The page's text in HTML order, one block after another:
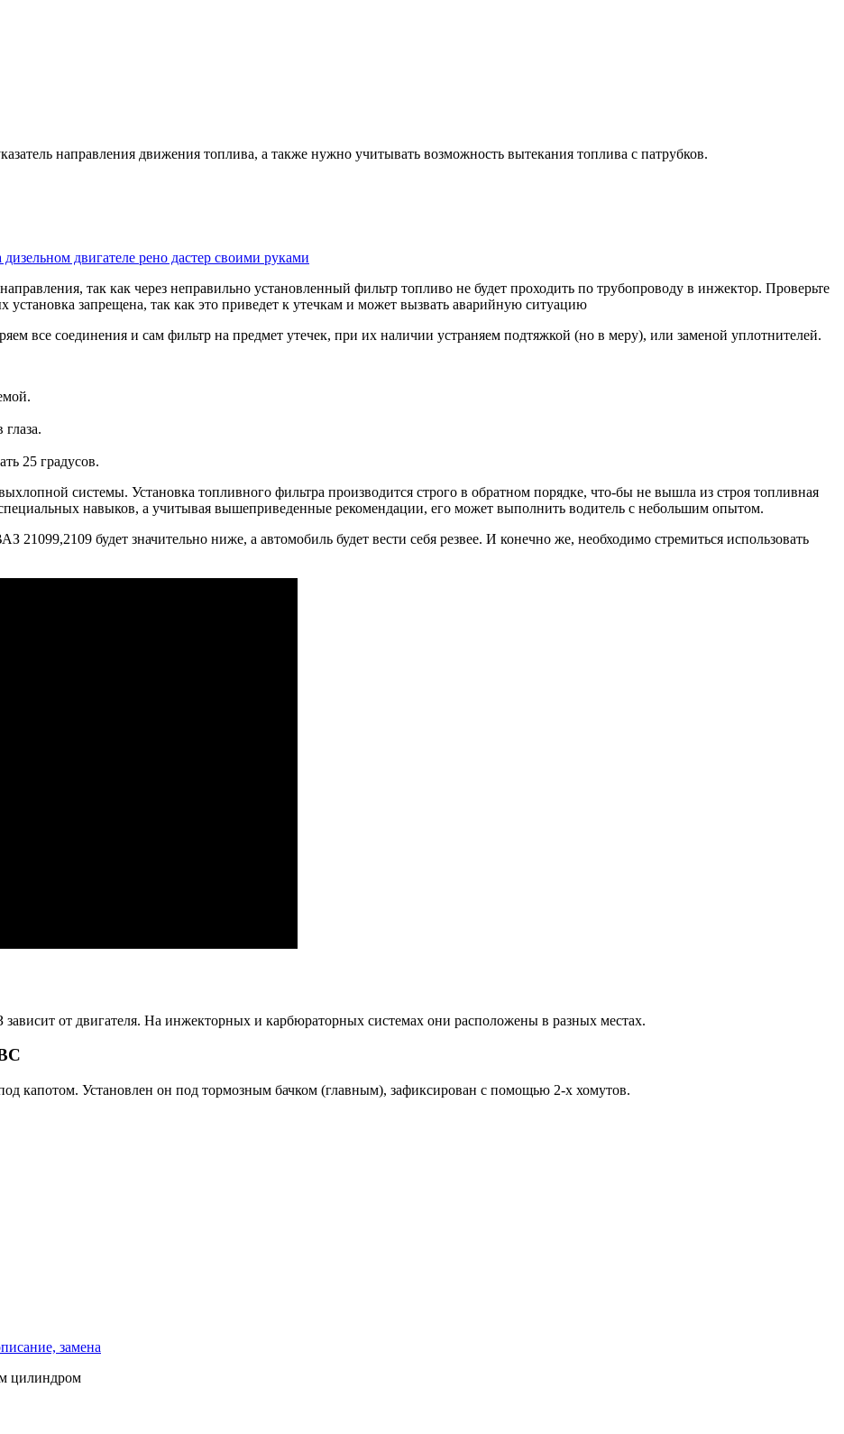
направления движения топлива, а также нужно учитывать возможность вытекания топлива с патрубков.
двигателе рено дастер своими руками
так как через неправильно установленный фильтр топливо не будет проходить по трубопроводу в инжектор. Проверьте
установка запрещена, так как это приведет к утечкам и может вызвать аварийную ситуацию
все соединения и сам фильтр на предмет утечек, при их наличии устраняем подтяжкой (но в меру), или заменой уплотнителей.
25 градусов.
системы. Установка топливного фильтра производится строго в обратном порядке, что-бы не вышла из строя топливная
навыков, а учитывая вышеприведенные рекомендации, его может выполнить водитель с небольшим опытом.
21099,2109 будет значительно ниже, а автомобиль будет вести себя резвее. И конечно же, необходимо стремиться использовать
от двигателя. На инжекторных и карбюраторных системах они расположены в разных местах.
капотом. Установлен он под тормозным бачком (главным), зафиксирован с помощью 2-х хомутов.
замена
цилиндром